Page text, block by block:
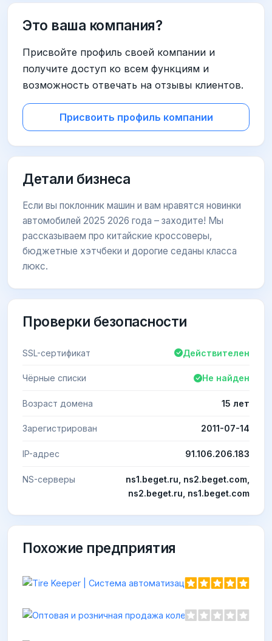
Это ваша компания?
Присвойте профиль своей компании и
получите доступ ко всем функциям и
возможность отвечать на отзывы клиентов.
Присвоить профиль компании
Детали бизнеса
Если вы поклонник машин и вам нравятся новинки
автомобилей 2025 2026 года – заходите! Мы
рассказываем про китайские кроссоверы,
бюджетные хэтчбеки и дорогие седаны класса
люкс.
Проверки безопасности
SSL-сертификат Действителен
Чёрные списки Не найден
Возраст домена 15 лет
Зарегистрирован 2011-07-14
IP-адрес 91.106.206.183
NS-серверы
ns1.beget.ru, ns2.beget.com,
ns2.beget.ru, ns1.beget.com
Похожие предприятия